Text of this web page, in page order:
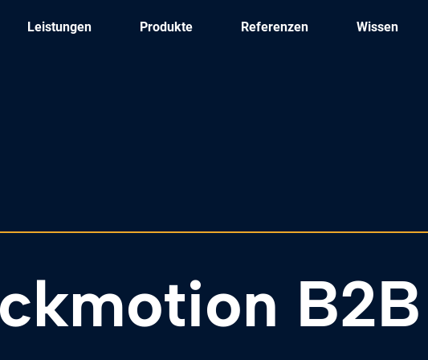
Leistungen Produkte Referenzen Wissen
B2B